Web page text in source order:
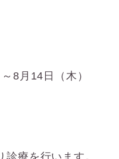
8月14日（木）
療を行います。